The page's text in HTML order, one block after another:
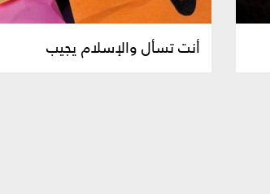
أنت تسأل والإسلام يجيب‏